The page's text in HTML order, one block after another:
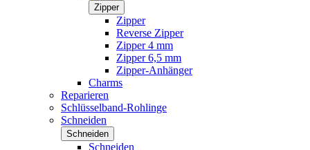
Zipper
Zipper
Reverse Zipper
Zipper 4 mm
Zipper 6,5 mm
Zipper-Anhänger
Charms
Reparieren
Schlüsselband-Rohlinge
Schneiden
Schneiden
Schneiden